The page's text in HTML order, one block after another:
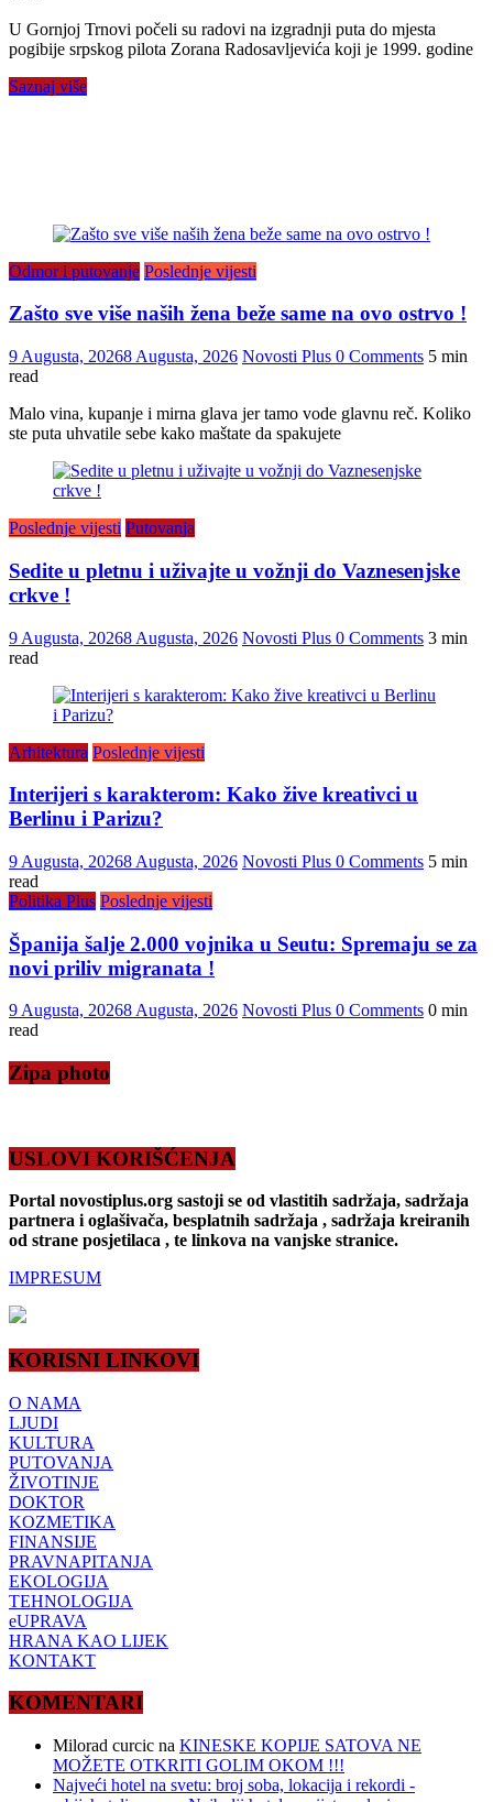
U Gornjoj Trnovi počeli su radovi na izgradnji puta do mjesta
pogibije srpskog pilota Zorana Radosavljevića koji je 1999. godine
Saznaj više
Odmor i putovanje Poslednje vijesti
Zašto sve više naših žena beže same na ovo ostrvo !
9 Augusta, 20268 Augusta, 2026 Novosti Plus 0 Comments 5 min
read
Malo vina, kupanje i mirna glava jer tamo vode glavnu reč. Koliko
ste puta uhvatile sebe kako maštate da spakujete
Poslednje vijesti Putovanja
Sedite u pletnu i uživajte u vožnji do Vaznesenjske
crkve !
9 Augusta, 20268 Augusta, 2026 Novosti Plus 0 Comments 3 min
read
Arhitektura Poslednje vijesti
Interijeri s karakterom: Kako žive kreativci u
Berlinu i Parizu?
9 Augusta, 20268 Augusta, 2026 Novosti Plus 0 Comments 5 min
read
Politika Plus Poslednje vijesti
Španija šalje 2.000 vojnika u Seutu: Spremaju se za
novi priliv migranata !
9 Augusta, 20268 Augusta, 2026 Novosti Plus 0 Comments 0 min
read
Zipa photo
USLOVI KORIŠĆENJA
Portal novostiplus.org sastoji se od vlastitih sadržaja, sadržaja
partnera i oglašivača, besplatnih sadržaja , sadržaja kreiranih
od strane posjetilaca , te linkova na vanjske stranice.
IMPRESUM
KORISNI LINKOVI
O NAMA
LJUDI
KULTURA
PUTOVANJA
ŽIVOTINJE
DOKTOR
KOZMETIKA
FINANSIJE
PRAVNAPITANJA
EKOLOGIJA
TEHNOLOGIJA
eUPRAVA
HRANA KAO LIJEK
KONTAKT
KOMENTARI
Milorad curcic na KINESKE KOPIJE SATOVA NE
MOŽETE OTKRITI GOLIM OKOM !!!
Najveći hotel na svetu: broj soba, lokacija i rekordi -